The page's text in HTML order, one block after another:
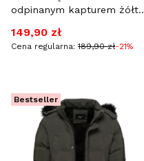
odpinanym kapturem żółta
Cena promocyjna
149,90 zł
Cena regularna: 189,90 zł-21%
Bestseller